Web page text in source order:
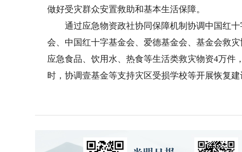
做好受灾群众安置救助和基本生活保障。
通过应急物资政社协同保障机制协调中国红十
会、中国红十字基金会、爱德基金会、基金会救
应急食品、饮用水、热食等生活类救灾物资4万件
时，协调壹基金等支持灾区受损学校等开展恢复